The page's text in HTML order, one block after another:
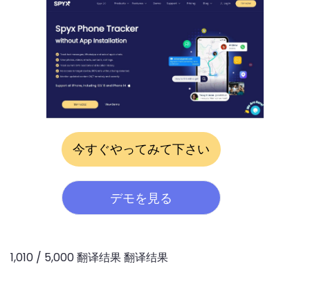
今すぐやってみて下さい
デモを見る
1,010 / 5,000 翻译结果 翻译结果